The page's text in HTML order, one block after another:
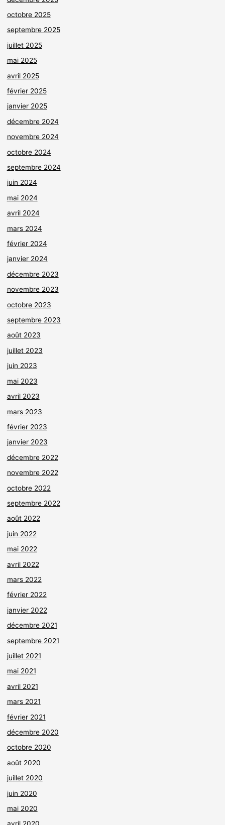
octobre 2025
septembre 2025
juillet 2025
mai 2025
avril 2025
février 2025
janvier 2025
décembre 2024
novembre 2024
octobre 2024
septembre 2024
juin 2024
mai 2024
avril 2024
mars 2024
février 2024
janvier 2024
décembre 2023
novembre 2023
octobre 2023
septembre 2023
août 2023
juillet 2023
juin 2023
mai 2023
avril 2023
mars 2023
février 2023
janvier 2023
décembre 2022
novembre 2022
octobre 2022
septembre 2022
août 2022
juin 2022
mai 2022
avril 2022
mars 2022
février 2022
janvier 2022
décembre 2021
septembre 2021
juillet 2021
mai 2021
avril 2021
mars 2021
février 2021
décembre 2020
octobre 2020
août 2020
juillet 2020
juin 2020
mai 2020